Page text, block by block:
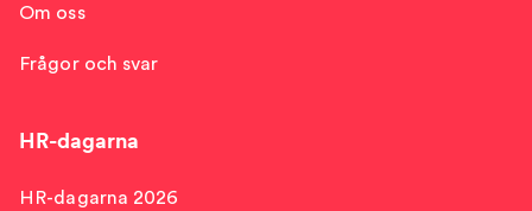
Om oss
Frågor och svar
HR-dagarna
HR-dagarna 2026